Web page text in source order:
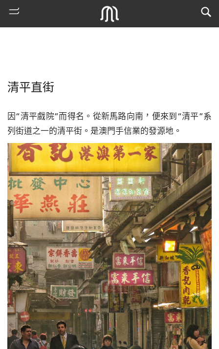
熱
門
古
地
圖
媽
閣
寺
廟
巴
士
清平直街
因“清平戲院”而得名。從新馬路向南，便來到“清平”系
列街道之一的清平街。是澳門手信業的發源地。